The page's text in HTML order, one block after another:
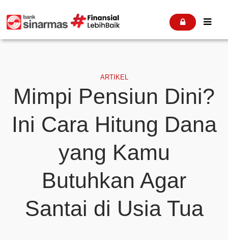
 
ARTIKEL
Mimpi Pensiun Dini?
Ini Cara Hitung Dana
yang Kamu
Butuhkan Agar
Santai di Usia Tua